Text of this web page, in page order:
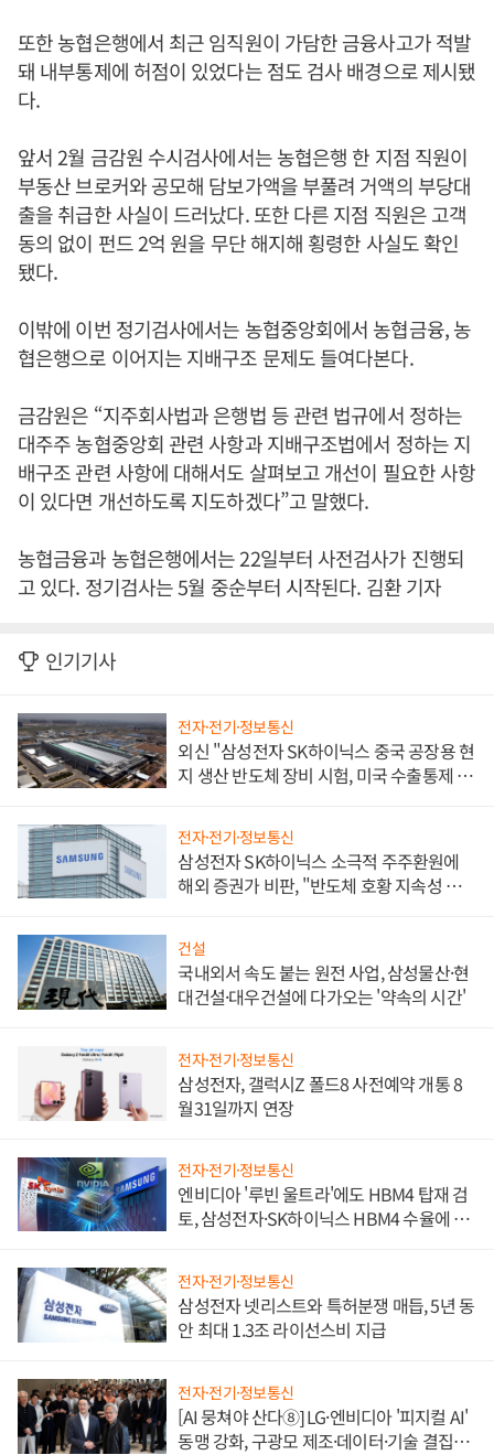
또한 농협은행에서 최근 임직원이 가담한 금융사고가 적발
돼 내부통제에 허점이 있었다는 점도 검사 배경으로 제시됐
다.
앞서 2월 금감원 수시검사에서는 농협은행 한 지점 직원이
부동산 브로커와 공모해 담보가액을 부풀려 거액의 부당대
출을 취급한 사실이 드러났다. 또한 다른 지점 직원은 고객
동의 없이 펀드 2억 원을 무단 해지해 횡령한 사실도 확인
됐다.
이밖에 이번 정기검사에서는 농협중앙회에서 농협금융, 농
협은행으로 이어지는 지배구조 문제도 들여다본다.
금감원은 “지주회사법과 은행법 등 관련 법규에서 정하는
대주주 농협중앙회 관련 사항과 지배구조법에서 정하는 지
배구조 관련 사항에 대해서도 살펴보고 개선이 필요한 사항
이 있다면 개선하도록 지도하겠다”고 말했다.
농협금융과 농협은행에서는 22일부터 사전검사가 진행되
고 있다. 정기검사는 5월 중순부터 시작된다. 김환 기자
인기기사
전자·전기·정보통신
외신 "삼성전자 SK하이닉스 중국 공장용 현
지 생산 반도체 장비 시험, 미국 수출통제 대
전자·전기·정보통신
삼성전자 SK하이닉스 소극적 주주환원에
해외 증권가 비판, "반도체 호황 지속성 의
건설
국내외서 속도 붙는 원전 사업, 삼성물산·현
대건설·대우건설에 다가오는 '약속의 시간'
전자·전기·정보통신
삼성전자, 갤럭시Z 폴드8 사전예약 개통 8
월31일까지 연장
전자·전기·정보통신
엔비디아 '루빈 울트라'에도 HBM4 탑재 검
토, 삼성전자·SK하이닉스 HBM4 수율에 주
전자·전기·정보통신
삼성전자 넷리스트와 특허분쟁 매듭, 5년 동
안 최대 1.3조 라이선스비 지급
전자·전기·정보통신
[AI 뭉쳐야 산다⑧] LG·엔비디아 '피지컬 AI'
동맹 강화, 구광모 제조·데이터·기술 결집